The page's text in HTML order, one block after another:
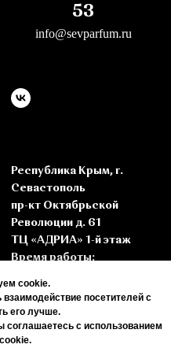
53
info@sevparfum.ru
Республика Крым, г.
Севастополь
пр-кт Октябрьской
Революции д. 61
ТЦ «АДРИА» 1-й этаж
Время работы:
Вс с 9:00 до 17:00
cookie.
посетителей с
его лучше.
соглашаетесь с использованием